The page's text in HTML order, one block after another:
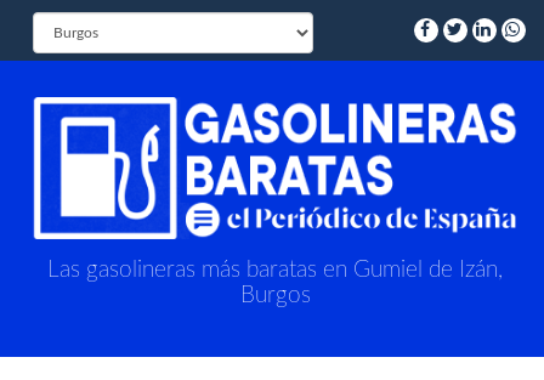
Las gasolineras más baratas en Gumiel de Izán,
Burgos